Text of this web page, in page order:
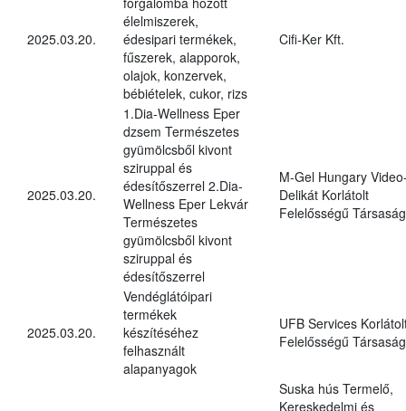
2025.03.20.
élelmiszerek,
édesipari termékek,
fűszerek, alapporok,
olajok, konzervek,
bébiételek, cukor, rizs
Cifi-Ker Kft.
2025.03.20.
1.Dia-Wellness Eper
dzsem Természetes
gyümölcsből kivont
sziruppal és
édesítőszerrel 2.Dia-
Wellness Eper Lekvár
Természetes
gyümölcsből kivont
sziruppal és
édesítőszerrel
M-Gel Hungary
Delikát Korlátolt
Felelősségű Társaság
2025.03.20.
Vendéglátóipari
termékek
készítéséhez
felhasznált
alapanyagok
UFB Services
Felelősségű Társaság
Suska hús Termelő,
Kereskedelmi és